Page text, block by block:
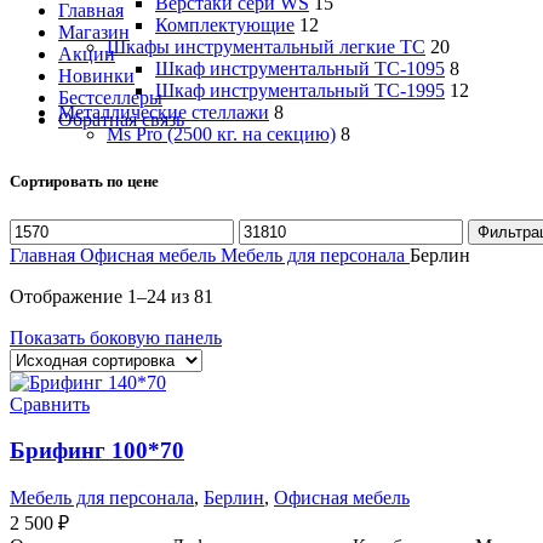
Главная
Магазин
Акции
Новинки
Бестселлеры
Обратная связь
Комплектующие 12
Шкафы инструментальный легкие ТС 20
Шкаф инструментальный TC-1095 8
Шкаф инструментальный TC-1995 12
Металлические стеллажи 8
Ms Pro (2500 кг. на секцию) 8
Сортировать по цене
Минимальная
цена
Максимальная
цена
Главная Офисная мебель Мебель для персонала Берлин
Отображение 1–24 из 81
Показать боковую панель
Сравнить
Брифинг 100*70
Мебель для персонала, Берлин, Офисная мебель
2 500 ₽